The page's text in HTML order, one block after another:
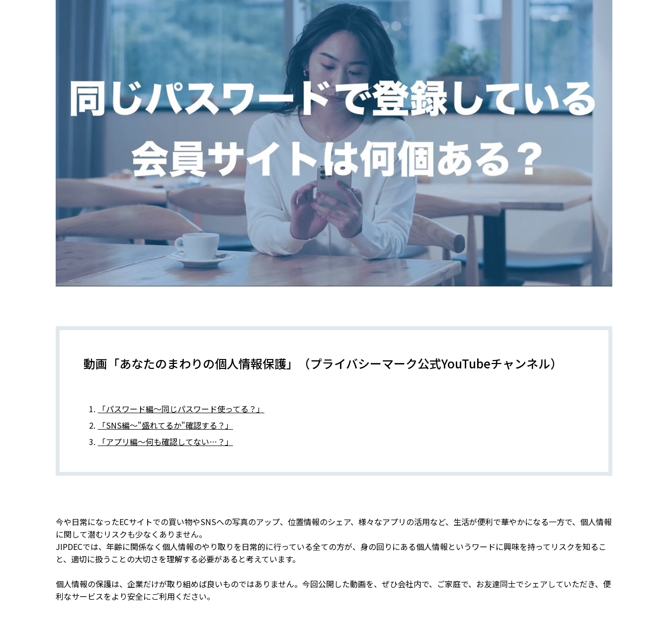
動画「あなたのまわりの個人情報保護」（プライバシーマーク公式YouTubeチャンネル）
「パスワード編～同じパスワード使ってる？」
「SNS編～"盛れてるか"確認する？」
「アプリ編～何も確認してない…？」
今や日常になったECサイトでの買い物やSNSへの写真のアップ、位置情報のシェア、様々なアプリの活用など、生活が便利で華やかになる一方で、個人情報
に関して潜むリスクも少なくありません。
JIPDECでは、年齢に関係なく個人情報のやり取りを日常的に行っている全ての方が、身の回りにある個人情報というワードに興味を持ってリスクを知るこ
と、適切に扱うことの大切さを理解する必要があると考えています。
個人情報の保護は、企業だけが取り組めば良いものではありません。今回公開した動画を、ぜひ会社内で、ご家庭で、お友達同士でシェアしていただき、便
利なサービスをより安全にご利用ください。